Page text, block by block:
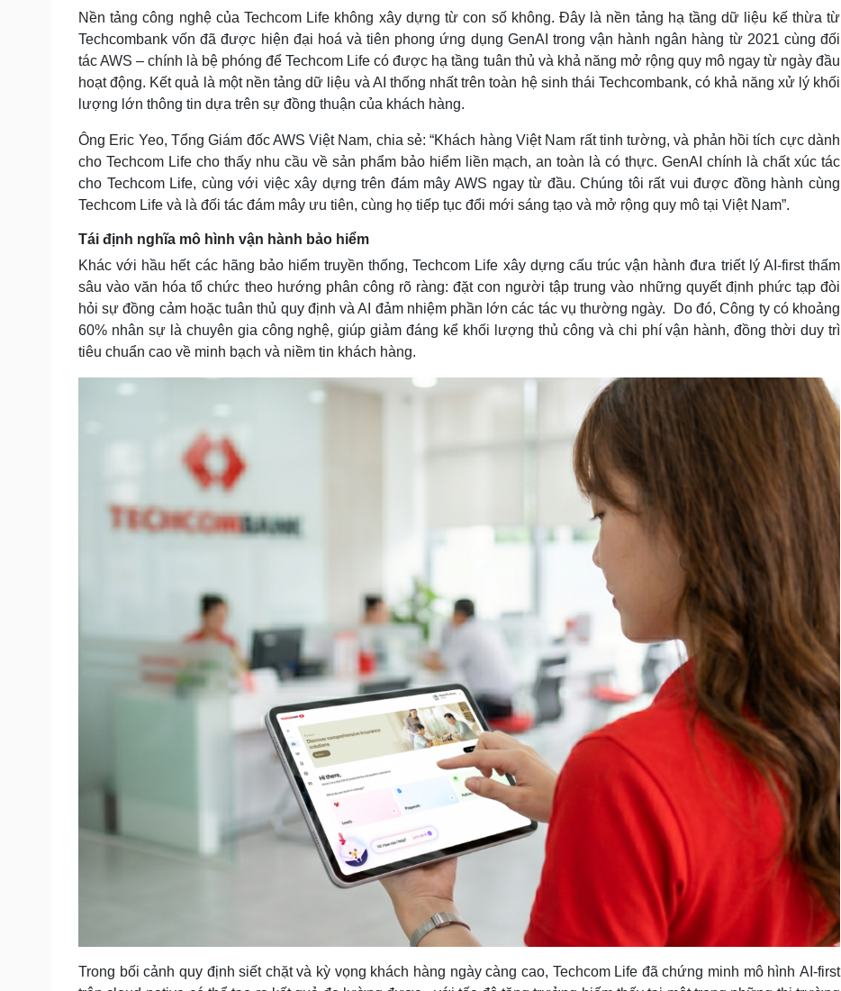
Nền tảng công nghệ của Techcom Life không xây dựng từ con số không. Đây là nền tảng hạ tầng dữ liệu kế thừa từ
Techcombank vốn đã được hiện đại hoá và tiên phong ứng dụng GenAI trong vận hành ngân hàng từ 2021 cùng đối
tác AWS – chính là bệ phóng để Techcom Life có được hạ tầng tuân thủ và khả năng mở rộng quy mô ngay từ ngày đầu
hoạt động. Kết quả là một nền tảng dữ liệu và AI thống nhất trên toàn hệ sinh thái Techcombank, có khả năng xử lý khối
lượng lớn thông tin dựa trên sự đồng thuận của khách hàng.
Ông Eric Yeo, Tổng Giám đốc AWS Việt Nam, chia sẻ: “Khách hàng Việt Nam rất tinh tường, và phản hồi tích cực dành
cho Techcom Life cho thấy nhu cầu về sản phẩm bảo hiểm liền mạch, an toàn là có thực. GenAI chính là chất xúc tác
cho Techcom Life, cùng với việc xây dựng trên đám mây AWS ngay từ đầu. Chúng tôi rất vui được đồng hành cùng
Techcom Life và là đối tác đám mây ưu tiên, cùng họ tiếp tục đổi mới sáng tạo và mở rộng quy mô tại Việt Nam”.
Tái định nghĩa mô hình vận hành bảo hiểm
Khác với hầu hết các hãng bảo hiểm truyền thống, Techcom Life xây dựng cấu trúc vận hành đưa triết lý AI-first thấm
sâu vào văn hóa tổ chức theo hướng phân công rõ ràng: đặt con người tập trung vào những quyết định phức tạp đòi
hỏi sự đồng cảm hoặc tuân thủ quy định và AI đảm nhiệm phần lớn các tác vụ thường ngày. Do đó, Công ty có khoảng
60% nhân sự là chuyên gia công nghệ, giúp giảm đáng kể khối lượng thủ công và chi phí vận hành, đồng thời duy trì
tiêu chuẩn cao về minh bạch và niềm tin khách hàng.
Trong bối cảnh quy định siết chặt và kỳ vọng khách hàng ngày càng cao, Techcom Life đã chứng minh mô hình AI-first